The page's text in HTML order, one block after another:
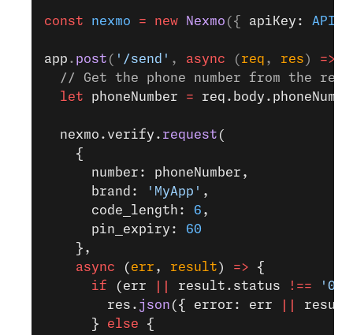
const nexmo = new Nexmo ({ apiKey:
app . post ( '/send' , async (req , res) =>
// Get the phone number from the
  let
phoneNumber =
  nexmo.verify.
request (
    {
      number: phoneNumber,
      brand:
'MyApp' ,
      code_length:
6 ,
      pin_expiry:
60
    },
    async
(err , result) => {
      if
(err result.status !== '0'
        res.
json ({ error: err
      }
else {